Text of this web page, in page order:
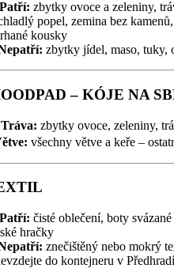
zbytky ovoce a zeleniny,
popel, zemina bez
kousky
zbytky jídel, maso, tuky,
– KÓJE NA
zbytky ovoce, zeleniny,
všechny větve a keře –
čisté oblečení, boty
hračky
znečištěný nebo mokrý
do kontejneru v